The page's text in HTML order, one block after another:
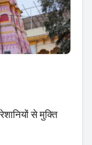
से मुक्ति